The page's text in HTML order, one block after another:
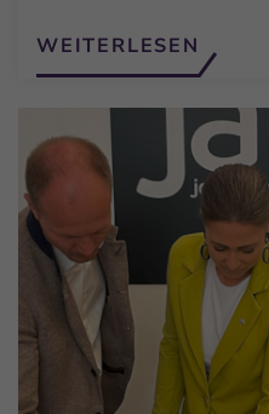
WEITERLESEN